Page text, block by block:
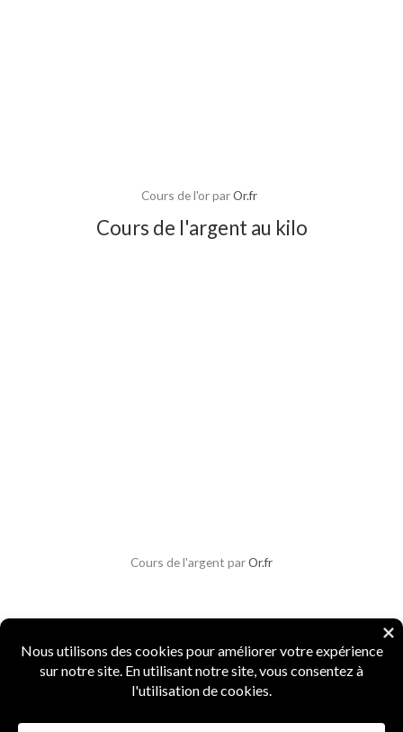
Cours de l'or parOr.fr
Cours de l'argent au kilo
Cours de l'argent parOr.fr
Copyright © 2026 Parlons Monnaies
Mentions légales|CGV|CGU|Confidentialité|Sécurité
Numismate professionnel · 4 ans d'expertise · Marque INPIFR5156987 ·